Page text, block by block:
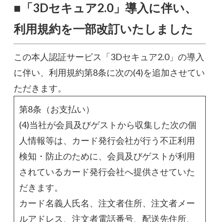
■「3Dセキュア2.0」導入に伴い、
利用規約を一部改訂いたしました
この本人認証サービス「3Dセキュア2.0」の導入
に伴い、利用規約第8条に次の(4)を追加させてい
ただきます。
第8条（お支払い）
(4)当社が会員及びゲストから収集した次の個
人情報等は、カード発行会社が行う不正利用
検知・防止のために、会員及びゲストが利用
されているカード発行会社へ提供させていた
だきます。
カード名義人氏名、注文者住所、注文者メー
ルアドレス、注文者電話番号、配送先住所、